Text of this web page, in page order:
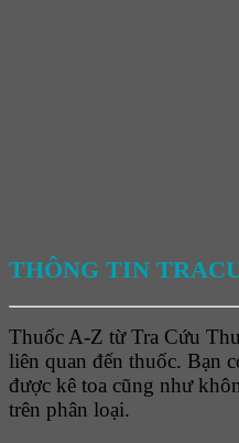
THÔNG TIN
Thuốc A-Z từ Tra Cứu
liên quan đến thuốc. Bạn
được kê toa cũng như
trên phân loại.